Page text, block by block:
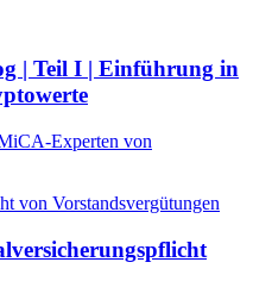
| Teil I | Einführung in
Experten von